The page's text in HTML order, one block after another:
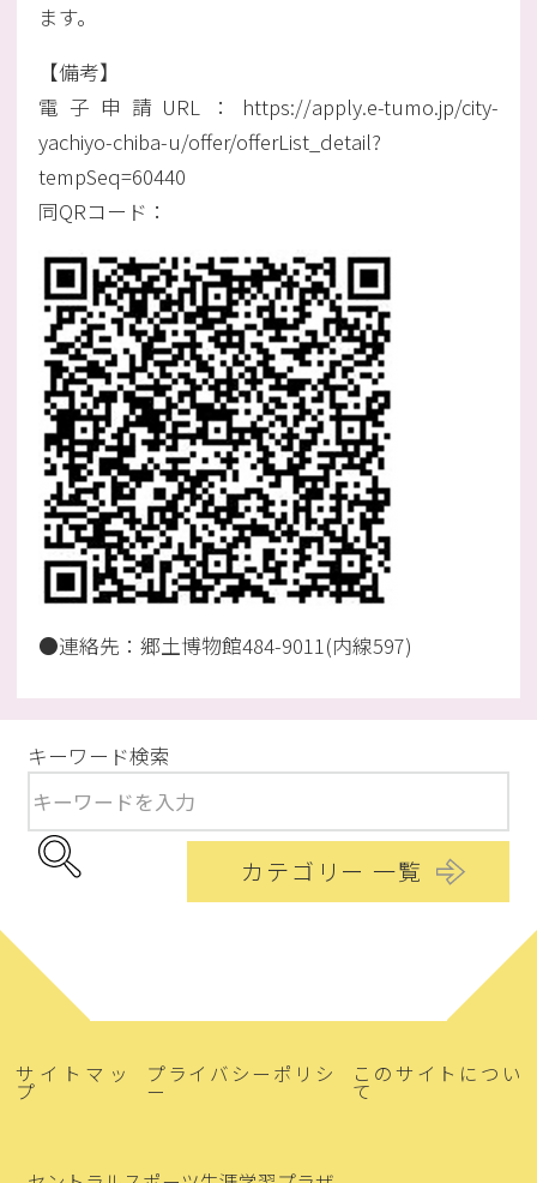
ます。
【備考】
電子申請URL：https://apply.e-tumo.jp/city-
yachiyo-chiba-u/offer/offerList_detail?
tempSeq=60440
同QRコード：
●連絡先：郷土博物館484-9011(内線597)
キーワード検索
カテゴリー 一覧
サイトマッ
プ
プライバシーポリシ
ー
このサイトについ
て